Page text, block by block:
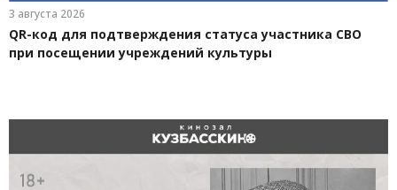
3 августа 2026
QR-код для подтверждения статуса участника СВО
при посещении учреждений культуры